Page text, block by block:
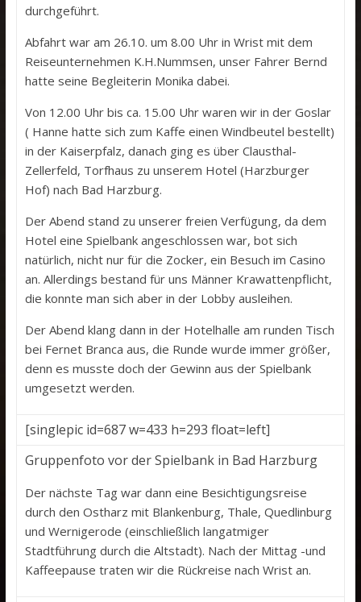
durchgeführt.
Abfahrt war am 26.10. um 8.00 Uhr in Wrist mit dem
Reiseunternehmen K.H.Nummsen, unser Fahrer Bernd
hatte seine Begleiterin Monika dabei.
Von 12.00 Uhr bis ca. 15.00 Uhr waren wir in der Goslar
( Hanne hatte sich zum Kaffe einen Windbeutel bestellt)
in der Kaiserpfalz, danach ging es über Clausthal-
Zellerfeld, Torfhaus zu unserem Hotel (Harzburger
Hof) nach Bad Harzburg.
Der Abend stand zu unserer freien Verfügung, da dem
Hotel eine Spielbank angeschlossen war, bot sich
natürlich, nicht nur für die Zocker, ein Besuch im Casino
an. Allerdings bestand für uns Männer Krawattenpflicht,
die konnte man sich aber in der Lobby ausleihen.
Der Abend klang dann in der Hotelhalle am runden Tisch
bei Fernet Branca aus, die Runde wurde immer größer,
denn es musste doch der Gewinn aus der Spielbank
umgesetzt werden.
[singlepic id=687 w=433 h=293 float=left]
Gruppenfoto vor der Spielbank in Bad Harzburg
Der nächste Tag war dann eine Besichtigungsreise
durch den Ostharz mit Blankenburg, Thale, Quedlinburg
und Wernigerode (einschließlich langatmiger
Stadtführung durch die Altstadt). Nach der Mittag -und
Kaffeepause traten wir die Rückreise nach Wrist an.